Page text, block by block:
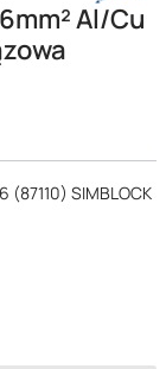
Al/Cu
(87110) SIMBLOCK